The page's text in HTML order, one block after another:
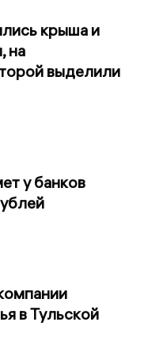
крыша и
на
выделили
у банков
в Тульской